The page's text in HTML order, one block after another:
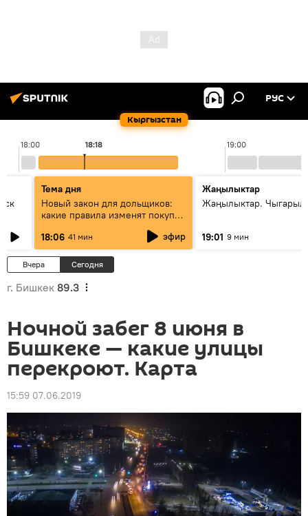
Кыргызстан
РУС
18:00 19:00
18:18
Тема дня
Новый закон для дольщиков:
какие правила изменят покупку
18:06 41 мин эфир
Жаңылыктар
Жаңылыктар.
19:01 9 мин
Вчера Сегодня
г. Бишкек 89.3
Ночной забег 8 июня в
Бишкеке — какие улицы
перекроют. Карта
15:59 07.06.2019